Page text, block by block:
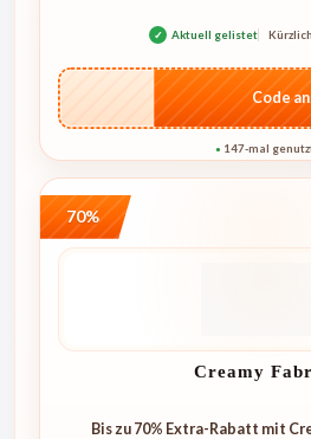
✓ Aktuell gelistet
Code
● 147-mal
70%
Creamy
Bis zu 70% Extra-Rabatt mit